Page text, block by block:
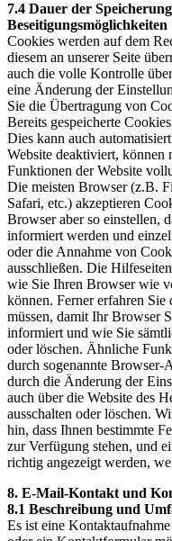
7.4 Dauer der
Beseitigungsmöglichkeiten
Cookies werden auf dem
diesem an unserer Seite
auch die volle Kontrolle
eine Änderung der
Sie die Übertragung von
Bereits gespeicherte
Dies kann auch
Website deaktiviert, können
Funktionen der Website
Die meisten Browser (z.B.
Safari, etc.) akzeptieren
Browser aber so einstellen,
informiert werden und
oder die Annahme von
ausschließen. Die
wie Sie Ihren Browser wie
können. Ferner erfahren
müssen, damit Ihr Browser
informiert und wie Sie
oder löschen. Ähnliche
durch sogenannte Browser-
durch die Änderung der
auch über die Website des
ausschalten oder löschen.
hin, dass Ihnen bestimmte
zur Verfügung stehen, und
richtig angezeigt werden,
8. E-Mail-Kontakt und
8.1 Beschreibung und
Es ist eine